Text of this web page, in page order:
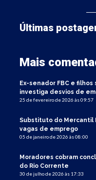
Últimas
Mais
Ex-senador FBC e
investiga desvios de
25 de fevereiro de 2026 às 09:57
Substituto do Mercantil
vagas de emprego
05 de janeiro de 2026 às 08:00
Moradores cobram
do Rio Corrente
30 de julho de 2026 às 17:33